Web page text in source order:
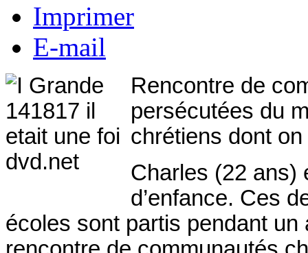
Imprimer
E-mail
Rencontre de
persécutées du
chrétiens dont
Charles (22 ans)
d’enfance. Ces
écoles sont partis pendant